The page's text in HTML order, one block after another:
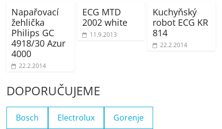
Napařovací
žehlička
Philips GC
4918/30 Azur
4000
22.2.2014
ECG MTD
2002 white
11.9.2013
Kuchyňský
robot ECG KR
814
22.2.2014
DOPORUČUJEME
Bosch Electrolux Gorenje